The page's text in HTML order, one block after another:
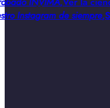
Instagram de siempre,